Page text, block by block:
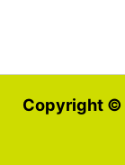
Copyright ©